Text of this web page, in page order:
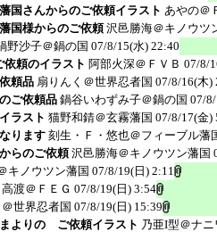
国さんからのご依頼イラスト あやの＠
国様からのご依頼 沢邑勝海＠キノウツ
野沙子＠鍋の国 07/8/15(水) 22:40
頼のイラスト 阿部火深＠ＦＶＢ 07/8/
頼品 扇りんく＠世界忍者国 07/8/16(木)
ご依頼品 鍋谷いわずみ子＠鍋の国 07/
ラスト 猫野和錆＠玄霧藩国 07/8/17(金)
ります 刻生・Ｆ・悠也＠フィーブル藩
らのご依頼 沢邑勝海＠キノウツン藩国
キノウツン藩国 07/8/19(日) 2:11
高渡＠ＦＥＧ 07/8/19(日) 3:54
世界忍者国 07/8/19(日) 15:39
よりの ご依頼イラスト 乃亜I型＠ナ